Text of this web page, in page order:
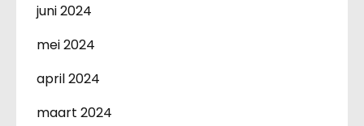
juni 2024
mei 2024
april 2024
maart 2024